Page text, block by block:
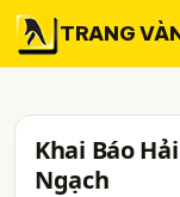
TRANG
Khai Báo
Ngạch